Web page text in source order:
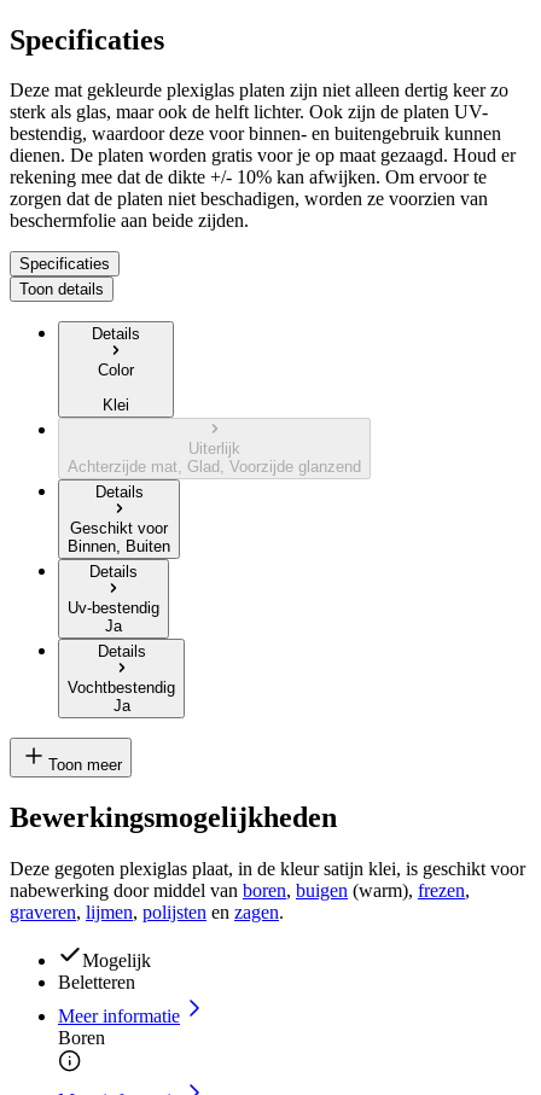
Specificaties
Deze mat gekleurde plexiglas platen zijn niet alleen dertig keer zo
sterk als glas, maar ook de helft lichter. Ook zijn de platen UV-
bestendig, waardoor deze voor binnen- en buitengebruik kunnen
dienen. De platen worden gratis voor je op maat gezaagd. Houd er
rekening mee dat de dikte +/- 10% kan afwijken. Om ervoor te
zorgen dat de platen niet beschadigen, worden ze voorzien van
beschermfolie aan beide zijden.
Specificaties
Toon details
Details
Color
Klei
Uiterlijk
Achterzijde mat, Glad, Voorzijde glanzend
Details
Geschikt voor
Binnen, Buiten
Details
Uv-bestendig
Ja
Details
Vochtbestendig
Ja
Toon meer
Bewerkingsmogelijkheden
Deze gegoten plexiglas plaat, in de kleur satijn klei, is geschikt voor
nabewerking door middel van boren, buigen (warm), frezen,
graveren, lijmen, polijsten en zagen.
Mogelijk
Beletteren
Meer informatie
Boren